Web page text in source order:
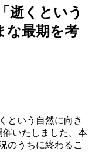
逝くという
な最期を考
という自然に向き
いたしました。本
のうちに終わるこ